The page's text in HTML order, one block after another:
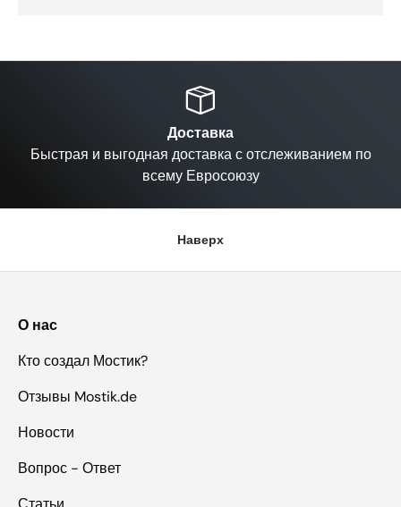
Доставка
Быстрая и выгодная доставка с отслеживанием по
всему Евросоюзу
Наверх
О нас
Кто создал Мостик?
Отзывы Mostik.de
Новости
Вопрос - Ответ